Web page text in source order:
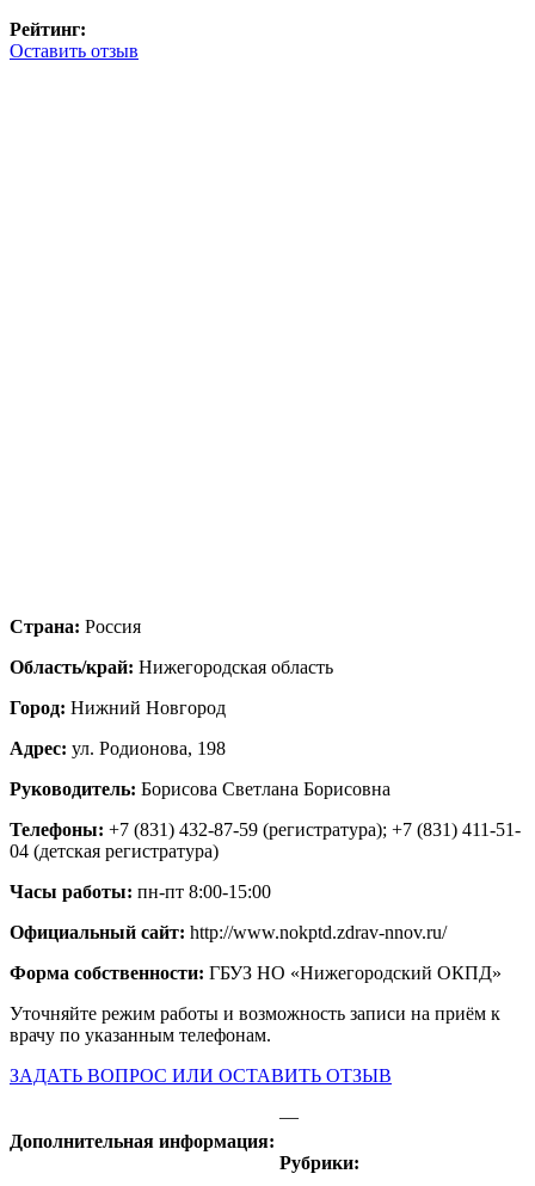
Рейтинг:
Оставить отзыв
Страна: Россия
Область/край: Нижегородская область
Город: Нижний Новгород
Адрес: ул. Родионова, 198
Руководитель: Борисова Светлана Борисовна
Телефоны: +7 (831) 432-87-59 (регистратура); +7 (831) 411-51-
04 (детская регистратура)
Часы работы: пн-пт 8:00-15:00
Официальный сайт: http://www.nokptd.zdrav-nnov.ru/
Форма собственности: ГБУЗ НО «Нижегородский ОКПД»
Уточняйте режим работы и возможность записи на приём к
врачу по указанным телефонам.
ЗАДАТЬ ВОПРОС ИЛИ ОСТАВИТЬ ОТЗЫВ
Дополнительная информация:
—
Рубрики: